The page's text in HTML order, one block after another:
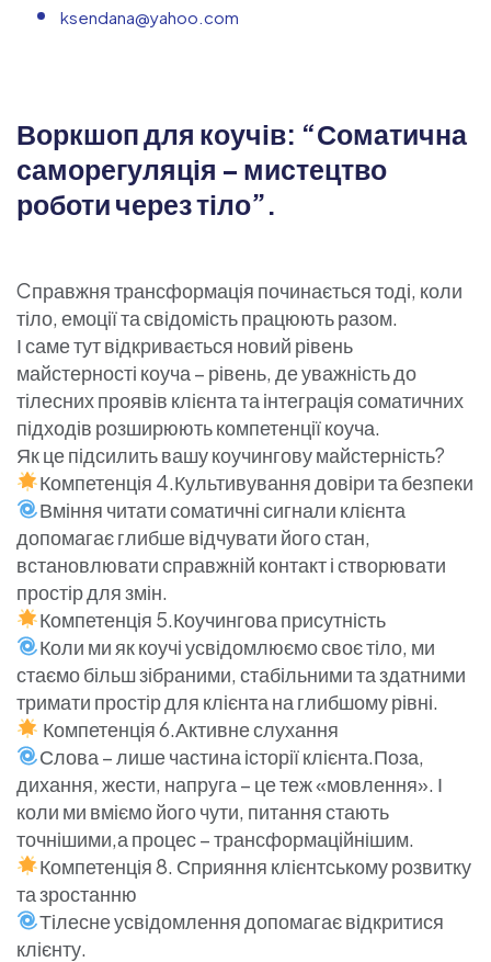
ksendana@yahoo.com
Воркшоп для коучів: “Соматична
саморегуляція – мистецтво
роботи через тіло”.
Cправжня трансформація починається тоді, коли
тіло, емоції та свідомість працюють разом.
І саме тут відкривається новий рівень
майстерності коуча – рівень, де уважність до
тілесних проявів клієнта та інтеграція соматичних
підходів розширюють компетенції коуча.
Як це підсилить вашу коучингову майстерність?
Компетенція 4.Культивування довіри та безпеки
Вміння читати соматичні сигнали клієнта
допомагає глибше відчувати його стан,
встановлювати справжній контакт і створювати
простір для змін.
Компетенція 5.Коучингова присутність
Коли ми як коучі усвідомлюємо своє тіло, ми
стаємо більш зібраними, стабільними та здатними
тримати простір для клієнта на глибшому рівні.
Компетенція 6.Активне слухання
Слова – лише частина історії клієнта.Поза,
дихання, жести, напруга – це теж «мовлення». І
коли ми вміємо його чути, питання стають
точнішими,а процес – трансформаційнішим.
Компетенція 8. Сприяння клієнтському розвитку
та зростанню
Тілесне усвідомлення допомагає відкритися
клієнту.